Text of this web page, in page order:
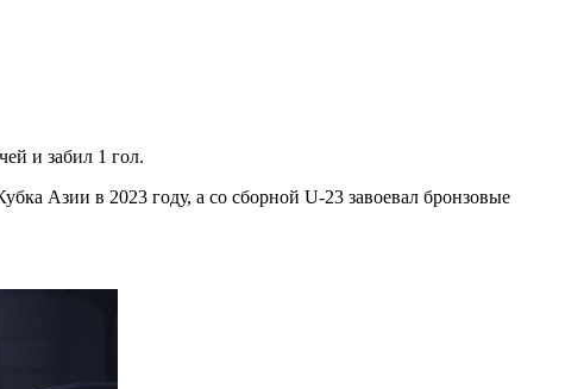
и забил 1 гол.
Азии в 2023 году, а со сборной U-23 завоевал бронзовые